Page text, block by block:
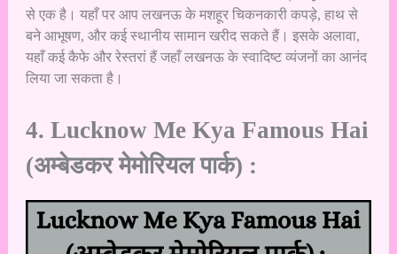
से एक है। यहाँ पर आप लखनऊ के मशहूर चिकनकारी कपड़े, हाथ से
बने आभूषण, और कई स्थानीय सामान खरीद सकते हैं। इसके अलावा,
यहाँ कई कैफे और रेस्तरां हैं जहाँ लखनऊ के स्वादिष्ट व्यंजनों का आनंद
लिया जा सकता है।
4. Lucknow Me Kya Famous Hai
(अम्बेडकर मेमोरियल पार्क) :